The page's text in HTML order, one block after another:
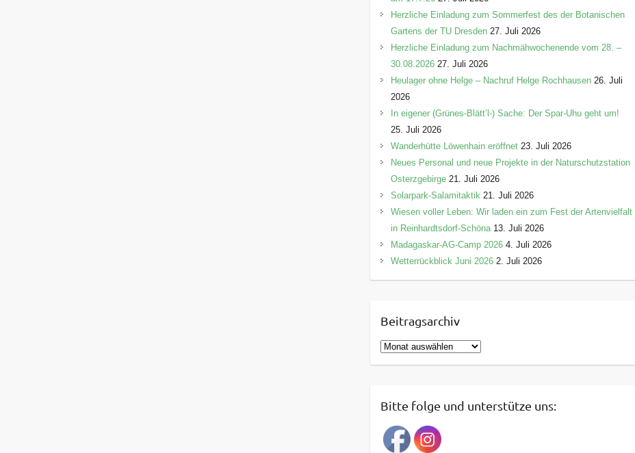
Herzliche Einladung zum Sommerfest des der Botanischen
Gartens der TU Dresden 27. Juli 2026
Herzliche Einladung zum Nachmähwochenende vom 28. –
30.08.2026 27. Juli 2026
Heulager ohne Helge – Nachruf Helge Rochhausen 26. Juli
2026
In eigener (Grünes-Blätt’l-) Sache: Der Spar-Uhu geht um!
25. Juli 2026
Wanderhütte Löwenhain eröffnet 23. Juli 2026
Neues Personal und neue Projekte in der Naturschutzstation
Osterzgebirge 21. Juli 2026
Solarpark-Salamitaktik 21. Juli 2026
Wiesen voller Leben: Wir laden ein zum Fest der Artenvielfalt
in Reinhardtsdorf-Schöna 13. Juli 2026
Madagaskar-AG-Camp 2026 4. Juli 2026
Wetterrückblick Juni 2026 2. Juli 2026
Beitragsarchiv
B
e
r
g
Bitte folge und unterstütze uns: